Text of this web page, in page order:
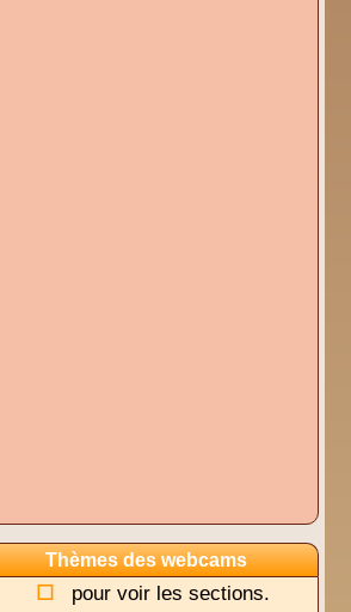
Thèmes des webcams
pour voir les sections.